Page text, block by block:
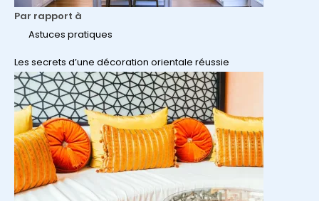
Par rapport à
Astuces pratiques
Les secrets d’une décoration orientale réussie